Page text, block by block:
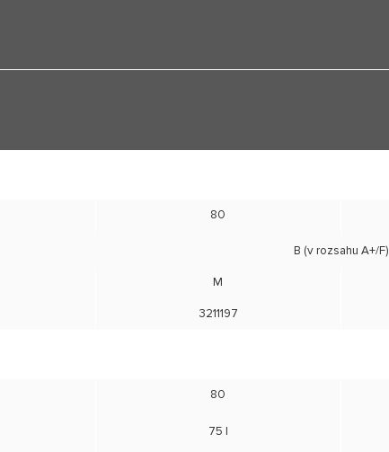
80
B (v rozsahu A+/F)
M
3211197
80
75 l